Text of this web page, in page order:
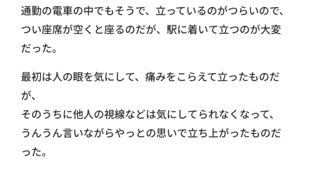
通勤の電車の中でもそうで、立っているのがつらいので、
つい座席が空くと座るのだが、駅に着いて立つのが大変
だった。
最初は人の眼を気にして、痛みをこらえて立ったものだ
が、
そのうちに他人の視線などは気にしてられなくなって、
うんうん言いながらやっとの思いで立ち上がったものだ
った。